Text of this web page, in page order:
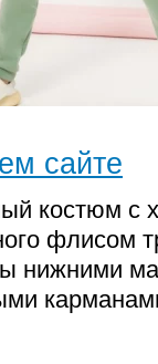
сайте
костюм с
флисом
нижними